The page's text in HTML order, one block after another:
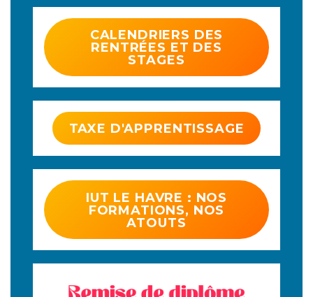
CALENDRIERS DES
RENTRÉES ET DES
STAGES
TAXE D'APPRENTISSAGE
IUT LE HAVRE : NOS
FORMATIONS, NOS
ATOUTS